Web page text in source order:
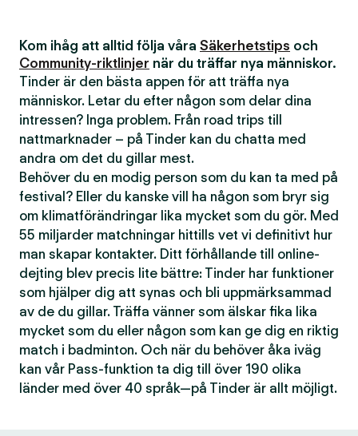
Kom ihåg att alltid följa våra Säkerhetstips och
Community-riktlinjer när du träffar nya människor.
Tinder är den bästa appen för att träffa nya
människor. Letar du efter någon som delar dina
intressen? Inga problem. Från road trips till
nattmarknader – på Tinder kan du chatta med
andra om det du gillar mest.
Behöver du en modig person som du kan ta med på
festival? Eller du kanske vill ha någon som bryr sig
om klimatförändringar lika mycket som du gör. Med
55 miljarder matchningar hittills vet vi definitivt hur
man skapar kontakter. Ditt förhållande till online-
dejting blev precis lite bättre: Tinder har funktioner
som hjälper dig att synas och bli uppmärksammad
av de du gillar. Träffa vänner som älskar fika lika
mycket som du eller någon som kan ge dig en riktig
match i badminton. Och när du behöver åka iväg
kan vår Pass-funktion ta dig till över 190 olika
länder med över 40 språk—på Tinder är allt möjligt.